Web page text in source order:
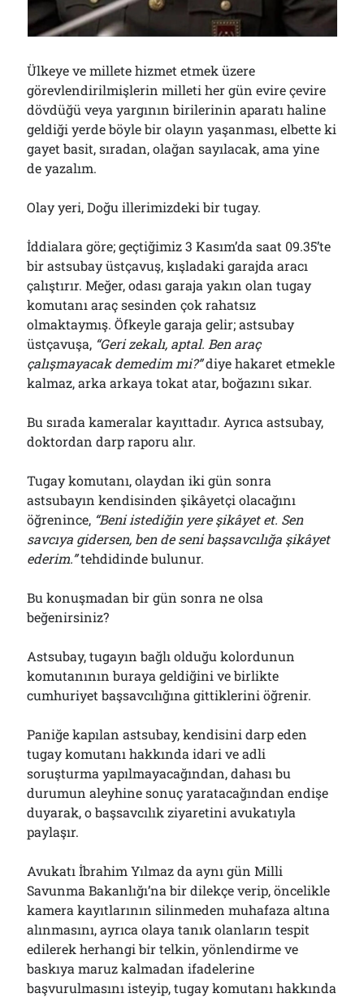
01/08/2026
Arşivler
Arşivler
Ülkeye ve millete hizmet etmek üzere
görevlendirilmişlerin milleti her gün evire çevire
dövdüğü veya yargının birilerinin aparatı haline
geldiği yerde böyle bir olayın yaşanması, elbette ki
gayet basit, sıradan, olağan sayılacak, ama yine
de yazalım.
Olay yeri, Doğu illerimizdeki bir tugay.
İddialara göre; geçtiğimiz 3 Kasım’da saat 09.35’te
bir astsubay üstçavuş, kışladaki garajda aracı
çalıştırır. Meğer, odası garaja yakın olan tugay
komutanı araç sesinden çok rahatsız
olmaktaymış. Öfkeyle garaja gelir; astsubay
üstçavuşa, “Geri zekalı, aptal. Ben araç
çalışmayacak demedim mi?”diye hakaret etmekle
kalmaz, arka arkaya tokat atar, boğazını sıkar.
Bu sırada kameralar kayıttadır. Ayrıca astsubay,
doktordan darp raporu alır.
Tugay komutanı, olaydan iki gün sonra
astsubayın kendisinden şikâyetçi olacağını
öğrenince, “Beni istediğin yere şikâyet et. Sen
savcıya gidersen, ben de seni başsavcılığa şikâyet
ederim.”tehdidinde bulunur.
Bu konuşmadan bir gün sonra ne olsa
beğenirsiniz?
Astsubay, tugayın bağlı olduğu kolordunun
komutanının buraya geldiğini ve birlikte
cumhuriyet başsavcılığına gittiklerini öğrenir.
Paniğe kapılan astsubay, kendisini darp eden
tugay komutanı hakkında idari ve adli
soruşturma yapılmayacağından, dahası bu
durumun aleyhine sonuç yaratacağından endişe
duyarak, o başsavcılık ziyaretini avukatıyla
paylaşır.
Avukatı İbrahim Yılmaz da aynı gün Milli
Savunma Bakanlığı’na bir dilekçe verip, öncelikle
kamera kayıtlarının silinmeden muhafaza altına
alınmasını, ayrıca olaya tanık olanların tespit
edilerek herhangi bir telkin, yönlendirme ve
baskıya maruz kalmadan ifadelerine
başvurulmasını isteyip, tugay komutanı hakkında